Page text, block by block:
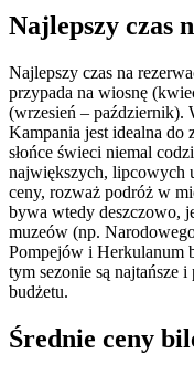
Najlepszy czas
Najlepszy czas na
przypada na wiosnę
(wrzesień – październik).
Kampania jest idealna do
słońce świeci niemal
największych, lipcowych
ceny, rozważ podróż w
bywa wtedy deszczowo,
muzeów (np.
Pompejów i Herkulanum
tym sezonie są najtańsze
budżetu.
Średnie ceny